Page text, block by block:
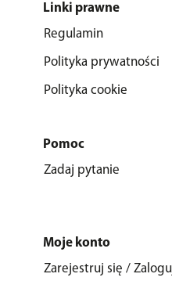
Linki prawne
Regulamin
Polityka prywatności
Polityka cookie
Pomoc
Zadaj pytanie
Moje konto
Zarejestruj się /